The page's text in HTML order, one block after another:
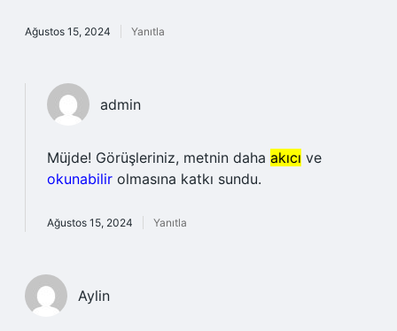
Ağustos 15, 2024 Yanıtla
admin
Müjde! Görüşleriniz, metnin daha akıcı ve
okunabilir olmasına katkı sundu.
Ağustos 15, 2024 Yanıtla
Aylin